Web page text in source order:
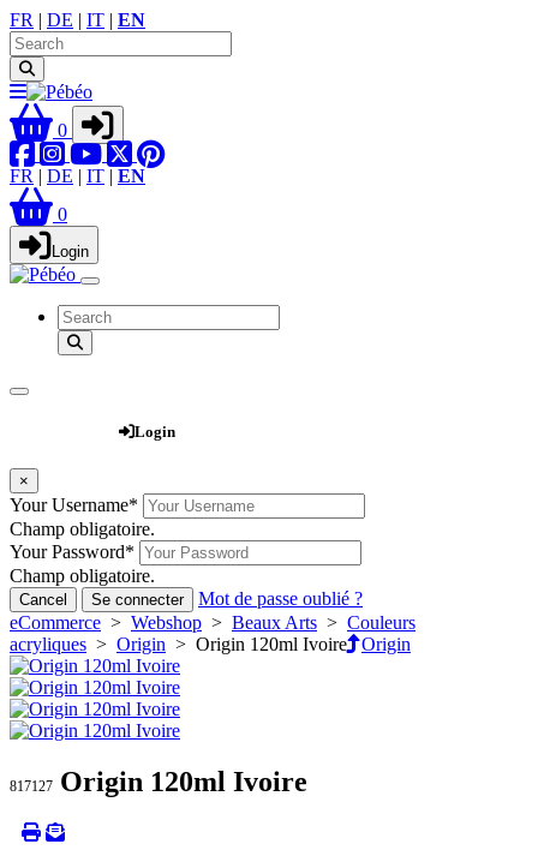
FR | DE | IT | EN
0
FR | DE | IT | EN
0
Login
Login
×
Your Username*
Champ obligatoire.
Your Password*
Champ obligatoire.
Cancel Se connecter
Mot de passe oublié ?
eCommerce > Webshop > Beaux Arts > Couleurs
acryliques > Origin > Origin 120ml Ivoire Origin
817127 Origin 120ml Ivoire